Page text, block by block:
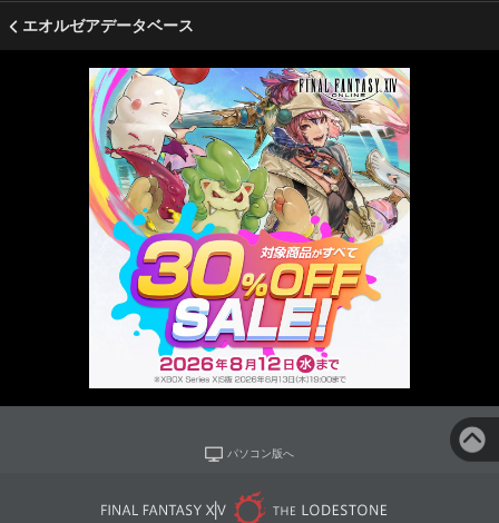
エオルゼアデータベース
パソコン版へ